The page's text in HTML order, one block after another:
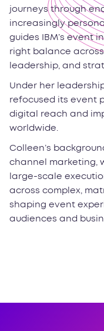
journeys through
increasingly
guides IBM’s event
right balance
leadership, and
Under her
refocused its event
digital reach and
worldwide.
Colleen’s
channel marketing,
large-scale
across complex,
shaping event
audiences and